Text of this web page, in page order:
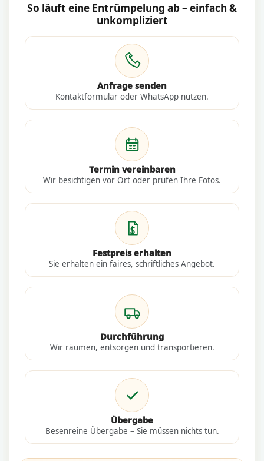
So läuft eine Entrümpelung ab – einfach &
unkompliziert
Anfrage senden
Kontaktformular oder WhatsApp nutzen.
Termin vereinbaren
Wir besichtigen vor Ort oder prüfen Ihre Fotos.
Festpreis erhalten
Sie erhalten ein faires, schriftliches Angebot.
Durchführung
Wir räumen, entsorgen und transportieren.
Übergabe
Besenreine Übergabe – Sie müssen nichts tun.